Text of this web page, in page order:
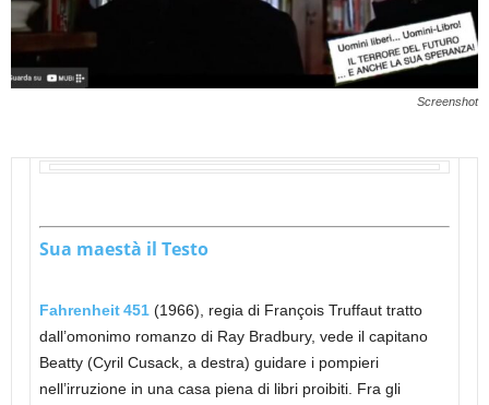
Screenshot
Sua maestà il Testo
Fahrenheit 451 (1966), regia di François Truffaut tratto
dall’omonimo romanzo di Ray Bradbury, vede il capitano
Beatty (Cyril Cusack, a destra) guidare i pompieri
nell’irruzione in una casa piena di libri proibiti. Fra gli